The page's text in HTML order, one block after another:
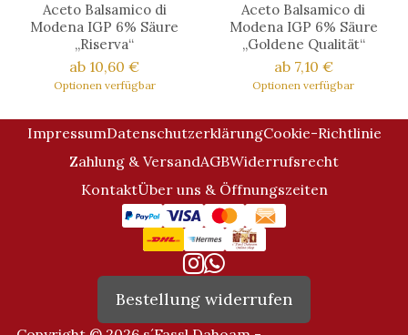
Aceto Balsamico di
Modena IGP 6% Säure
„Riserva“
ab 10,60 €
Optionen verfügbar
Aceto Balsamico di
Modena IGP 6% Säure
„Goldene Qualität“
ab 7,10 €
Optionen verfügbar
ImpressumDatenschutzerklärungCookie-Richtlinie
Zahlung & VersandAGBWiderrufsrecht
KontaktÜber uns & Öffnungszeiten
Bestellung widerrufen